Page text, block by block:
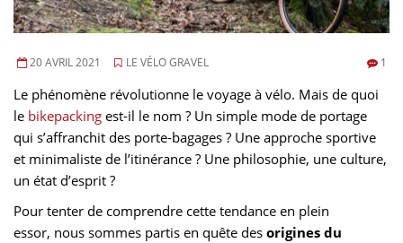
20 AVRIL 2021 LE VÉLO GRAVEL 1
Le phénomène révolutionne le voyage à vélo. Mais de quoi
le bikepacking est-il le nom ? Un simple mode de portage
qui s’affranchit des porte-bagages ? Une approche sportive
et minimaliste de l’itinérance ? Une philosophie, une culture,
un état d’esprit ?
Pour tenter de comprendre cette tendance en plein
essor, nous sommes partis en quête des origines du